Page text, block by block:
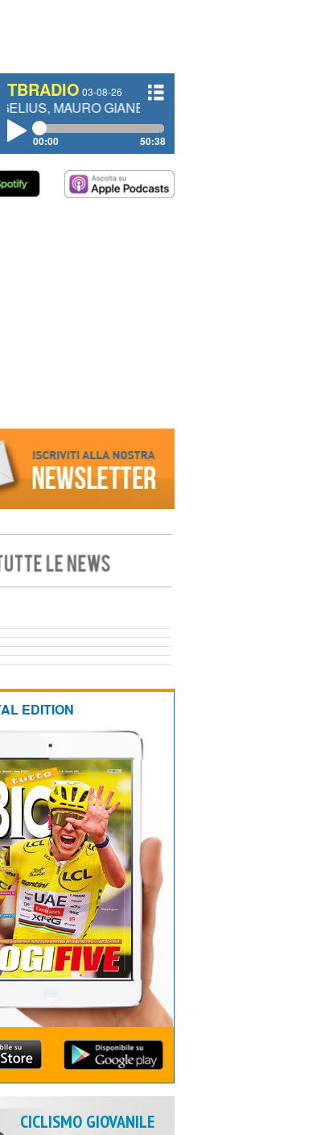
TBRADIO 03-08-26
GIANETTI, ANDREA VENDRAME, FILIPPO
00:00 50:38
EDITION
CICLISMO GIOVANILE